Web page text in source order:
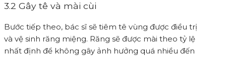
3.2 Gây tê và mài cùi
Bước tiếp theo, bác sĩ sẽ tiêm tê vùng được điều trị
và vệ sinh răng miệng. Răng sẽ được mài theo tỷ lệ
nhất định để không gây ảnh hưởng quá nhiều đến